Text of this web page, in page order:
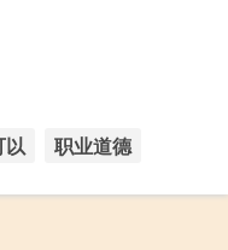
以 职业道德